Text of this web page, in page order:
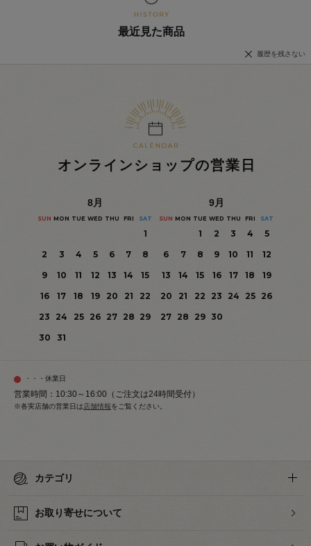
最近見た商品
履歴を残さない
オンラインショップの営業日
8月
SUN MON TUE WED THU FRI SAT
1
2
3 4 5 6 7
8
9
10 11 12 13 14
15
16
17 18 19 20 21
22
23
24 25 26 27 28 29
30
31
9月
SUN MON TUE WED THU FRI SAT
1 2 3 4
5
6
7 8 9 10 11
12
13
14 15 16 17 18
19
20
21 22 23 24 25
26
27 28 29 30
・・・休業日
営業時間：10:30～16:00（ご注文は24時間受付）
※各実店舗の営業日は店舗情報をご覧ください。
カテゴリ
お取り寄せについて